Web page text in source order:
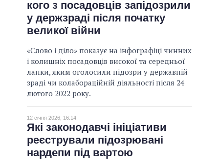
ОБІЦЯНКИ У ПРОЦЕСІ
ВСІ ОБІЦЯНКИ
АРХІВНІ ОБІЦЯНКИ
кого з посадовців запідозрили
у держзраді після початку
великої війни
«Слово і діло» показує на інфографіці чинних
і колишніх посадовців високої та середньої
ланки, яким оголосили підозри у державній
зраді чи колабораційній діяльності після 24
лютого 2022 року.
12 січня 2026, 16:14
Які законодавчі ініціативи
реєстрували підозрювані
нардепи під вартою